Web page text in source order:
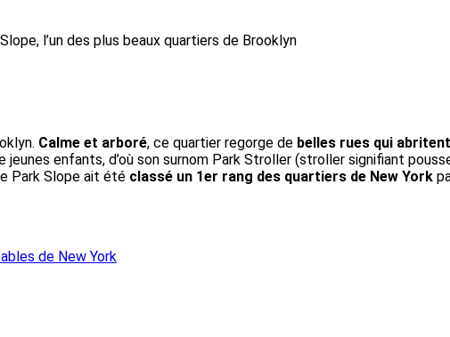
l’un des plus beaux quartiers de Brooklyn
Calme et arboré, ce quartier regorge de belles rues qui
enfants, d’où son surnom Park Stroller (stroller signifiant
Park Slope ait été classé un 1er rang des quartiers de New York
de New York